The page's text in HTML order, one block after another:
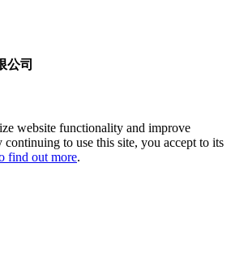
公司
website functionality and improve
to use this site, you accept to its
find out more.